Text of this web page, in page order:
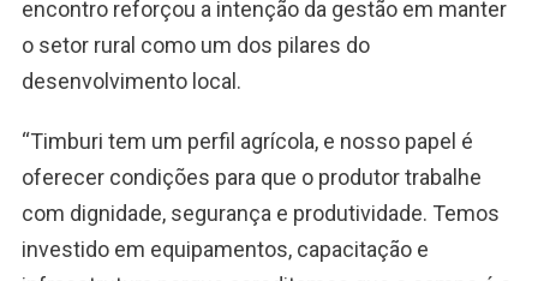
encontro reforçou a intenção da gestão em manter
o setor rural como um dos pilares do
desenvolvimento local.
“Timburi tem um perfil agrícola, e nosso papel é
oferecer condições para que o produtor trabalhe
com dignidade, segurança e produtividade. Temos
investido em equipamentos, capacitação e